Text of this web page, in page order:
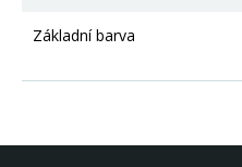
Základní barva